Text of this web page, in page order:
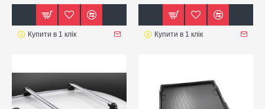
Купити в 1 клік Купити в 1 клік